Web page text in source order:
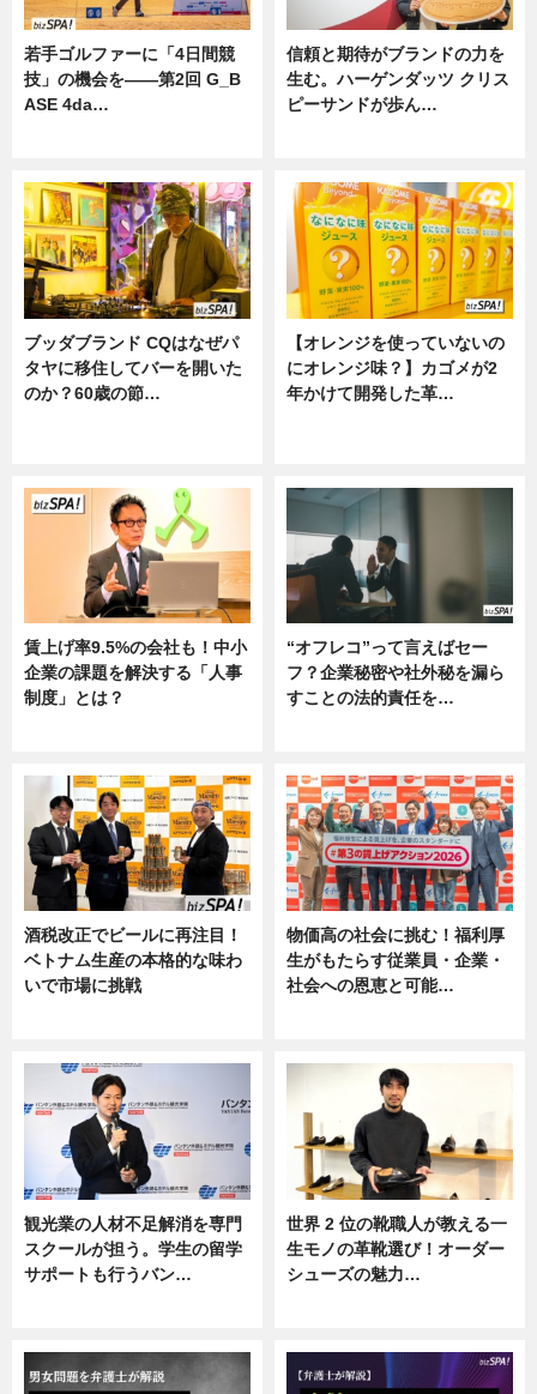
若手ゴルファーに「4日間競
技」の機会を——第2回 G_B
ASE 4da…
信頼と期待がブランドの力を
生む。ハーゲンダッツ クリス
ピーサンドが歩ん…
ブッダブランド CQはなぜパ
タヤに移住してバーを開いた
のか？60歳の節…
【オレンジを使っていないの
にオレンジ味？】カゴメが2
年かけて開発した革…
賃上げ率9.5%の会社も！中小
企業の課題を解決する「人事
制度」とは？
“オフレコ”って言えばセー
フ？企業秘密や社外秘を漏ら
すことの法的責任を…
酒税改正でビールに再注目！
ベトナム生産の本格的な味わ
いで市場に挑戦
物価高の社会に挑む！福利厚
生がもたらす従業員・企業・
社会への恩恵と可能…
観光業の人材不足解消を専門
スクールが担う。学生の留学
サポートも行うバン…
世界 2 位の靴職人が教える一
生モノの革靴選び！オーダー
シューズの魅力…